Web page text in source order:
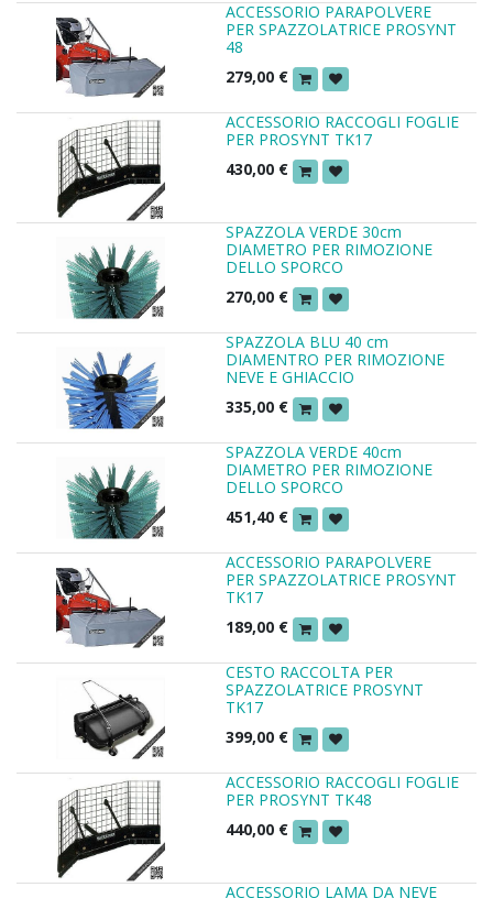
ACCESSORIO PARAPOLVERE
PER SPAZZOLATRICE PROSYNT
48
279,00 €
ACCESSORIO RACCOGLI FOGLIE
PER PROSYNT TK17
430,00 €
SPAZZOLA VERDE 30cm
DIAMETRO PER RIMOZIONE
DELLO SPORCO
270,00 €
SPAZZOLA BLU 40 cm
DIAMENTRO PER RIMOZIONE
NEVE E GHIACCIO
335,00 €
SPAZZOLA VERDE 40cm
DIAMETRO PER RIMOZIONE
DELLO SPORCO
451,40 €
ACCESSORIO PARAPOLVERE
PER SPAZZOLATRICE PROSYNT
TK17
189,00 €
CESTO RACCOLTA PER
SPAZZOLATRICE PROSYNT
TK17
399,00 €
ACCESSORIO RACCOGLI FOGLIE
PER PROSYNT TK48
440,00 €
ACCESSORIO LAMA DA NEVE